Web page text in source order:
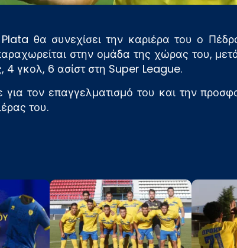
θα συνεχίσει την καριέρα του ο
στην ομάδα της χώρας του,
4 γκολ, 6 ασίστ στη Super League.
για τον επαγγελματισμό του και την
του.